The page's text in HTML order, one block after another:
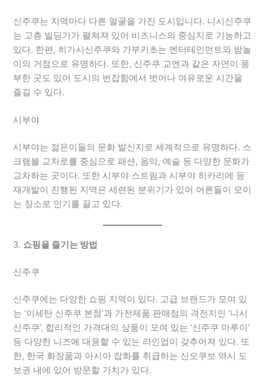
신주쿠는 지역마다 다른 얼굴을 가진 도시입니다. 니시신주쿠
는 고층 빌딩가가 펼쳐져 있어 비즈니스의 중심지로 기능하고
있다. 한편, 히가시신주쿠와 가부키초는 엔터테인먼트와 밤놀
이의 거점으로 유명하다. 또한, 신주쿠 교엔과 같은 자연이 풍
부한 곳도 있어 도시의 번잡함에서 벗어나 여유로운 시간을
즐길 수 있다.
시부야
시부야는 젊은이들의 문화 발신지로 세계적으로 유명하다. 스
크램블 교차로를 중심으로 패션, 음악, 예술 등 다양한 문화가
교차하는 곳이다. 또한 시부야 스트림과 시부야 히카리에 등
재개발이 진행된 지역은 세련된 분위기가 있어 어른들이 모이
는 장소로 인기를 끌고 있다.
3. 쇼핑을 즐기는 방법
신주쿠
신주쿠에는 다양한 쇼핑 지역이 있다. 고급 브랜드가 모여 있
는 ‘이세탄 신주쿠 본점’과 가전제품 판매점의 격전지인 ‘니시
신주쿠’, 합리적인 가격대의 상품이 모여 있는 ‘신주쿠 마루이’
등 다양한 니즈에 대응할 수 있는 라인업이 갖추어져 있다. 또
한, 한국 화장품과 아시아 잡화를 취급하는 신오쿠보 역시 도
보권 내에 있어 방문할 가치가 있다.